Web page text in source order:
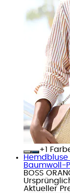
+
Baumwoll-
BOSS
Aktueller